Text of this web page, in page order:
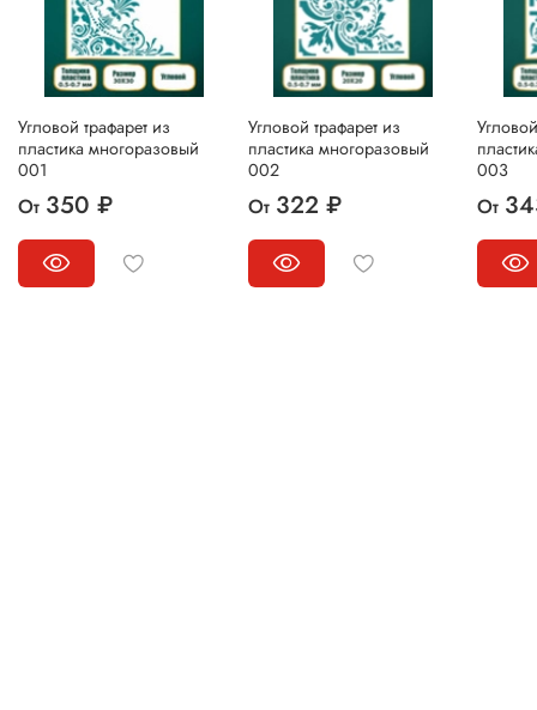
Угловой трафарет из
пластика многоразовый
001
От 350 ₽
Угловой трафарет из
пластика многоразовый
002
От 322 ₽
003
От